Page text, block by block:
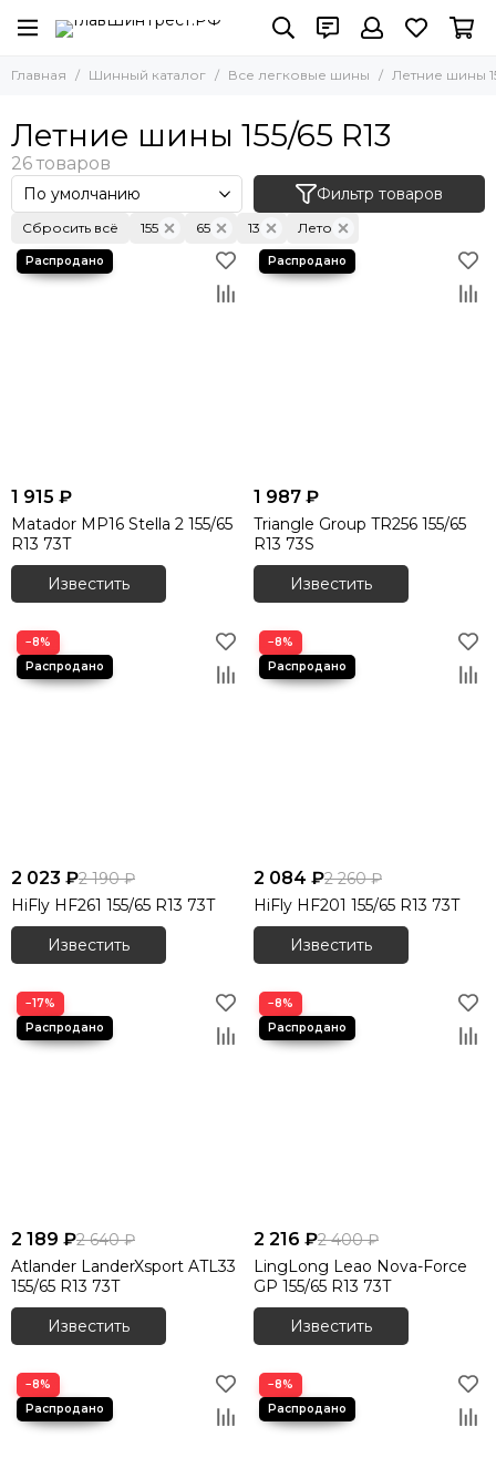
Главная Шинный каталог Все легковые шины Летние шины
Летние шины 155/65 R13
Фильтр товаров
Сбросить всё 155 65 13 Лето
1 915 ₽
Matador MP16 Stella 2 155/65
R13 73T
Известить
1 987 ₽
Triangle Group TR256 155/65
R13 73S
Известить
−8%
2 023 ₽2 190 ₽
HiFly HF261 155/65 R13 73T
Известить
−8%
2 084 ₽2 260 ₽
HiFly HF201 155/65 R13 73T
Известить
−17%
2 189 ₽2 640 ₽
Atlander LanderXsport ATL33
155/65 R13 73T
Известить
−8%
2 216 ₽2 400 ₽
LingLong Leao Nova-Force
GP 155/65 R13 73T
Известить
−8% −8%